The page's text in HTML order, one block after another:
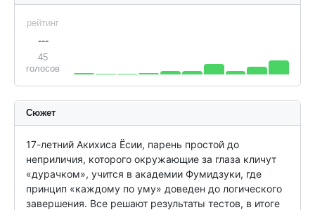
рейтинг
---
45
голосов
Сюжет
17-летний Акихиса Ёсии, парень простой до
неприличия, которого окружающие за глаза кличут
«дурачком», учится в академии Фумидзуки, где
принцип «каждому по уму» доведен до логического
завершения. Все решают результаты тестов, в итоге